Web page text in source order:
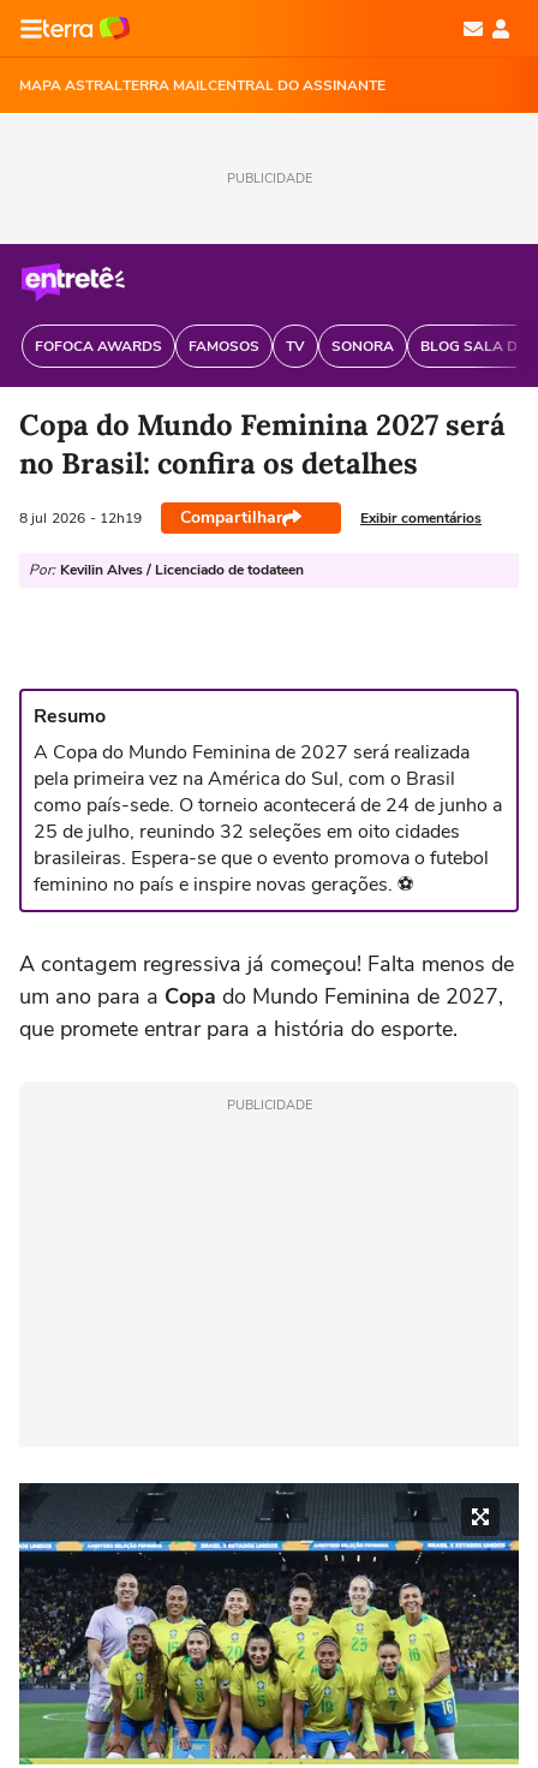
MAPA ASTRALTERRA MAILCENTRAL DO ASSINANTE
PUBLICIDADE
FOFOCA AWARDS FAMOSOS TV SONORA BLOG SALA DE
Copa do Mundo Feminina 2027 será
no Brasil: confira os detalhes
8 jul 2026 - 12h19 Compartilhar Exibir comentários
Por: Kevilin Alves / Licenciado de todateen
Resumo
A Copa do Mundo Feminina de 2027 será realizada
pela primeira vez na América do Sul, com o Brasil
como país-sede. O torneio acontecerá de 24 de junho a
25 de julho, reunindo 32 seleções em oito cidades
brasileiras. Espera-se que o evento promova o futebol
feminino no país e inspire novas gerações. ⚽
A contagem regressiva já começou! Falta menos de
um ano para a Copa do Mundo Feminina de 2027,
que promete entrar para a história do esporte.
PUBLICIDADE